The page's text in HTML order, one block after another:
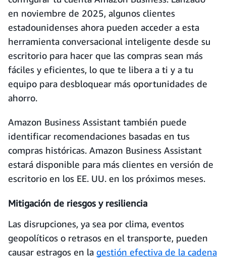
en noviembre de 2025, algunos clientes
estadounidenses ahora pueden acceder a esta
herramienta conversacional inteligente desde su
escritorio para hacer que las compras sean más
fáciles y eficientes, lo que te libera a ti y a tu
equipo para desbloquear más oportunidades de
ahorro.
Amazon Business Assistant también puede
identificar recomendaciones basadas en tus
compras históricas. Amazon Business Assistant
estará disponible para más clientes en versión de
escritorio en los EE. UU. en los próximos meses.
Mitigación de riesgos y resiliencia
Las disrupciones, ya sea por clima, eventos
geopolíticos o retrasos en el transporte, pueden
causar estragos en la gestión efectiva de la cadena